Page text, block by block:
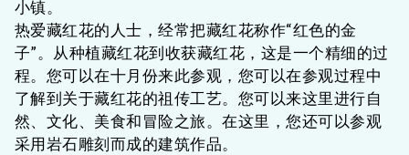
小镇。
热爱藏红花的人士，经常把藏红花称作“红色的金
子”。从种植藏红花到收获藏红花，这是一个精细的过
程。您可以在十月份来此参观，您可以在参观过程中
了解到关于藏红花的祖传工艺。您可以来这里进行自
然、文化、美食和冒险之旅。在这里，您还可以参观
采用岩石雕刻而成的建筑作品。